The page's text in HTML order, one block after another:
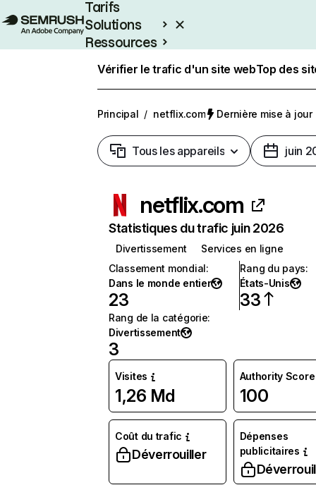
Tarifs
Solutions
Ressources
Vérifier le trafic d'un site webTop des
Principal / netflix.com Dernière mise à jour
Tous les appareils juin
netflix.com
Statistiques du trafic juin 2026
Divertissement
Services en ligne
Classement mondial:
Dans le monde entier
23
Rang du pays:
États-Unis
33
Rang de la catégorie:
Divertissement
3
Visites
1,26 Md
Authority Score
100
Coût du trafic
Déverrouiller
Dépenses
publicitaires